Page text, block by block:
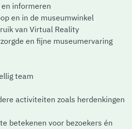
informeren
en in de museumwinkel
van Virtual Reality
en fijne museumervaring
team
activiteiten zoals herdenkingen
betekenen voor bezoekers én